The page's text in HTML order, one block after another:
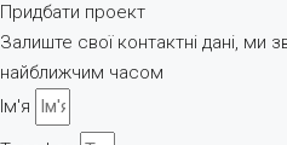
Придбати проект
Залиште свої контактні дані, ми
найближчим часом
Ім'я